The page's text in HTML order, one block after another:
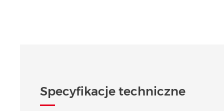
Specyfikacje techniczne